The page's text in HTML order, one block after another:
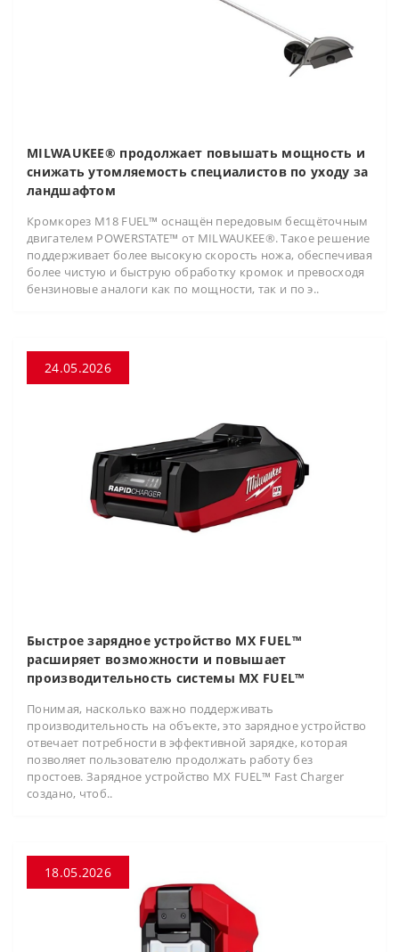
MILWAUKEE® продолжает повышать мощность и
снижать утомляемость специалистов по уходу за
ландшафтом
Кромкорез M18 FUEL™ оснащён передовым бесщёточным
двигателем POWERSTATE™ от MILWAUKEE®. Такое решение
поддерживает более высокую скорость ножа, обеспечивая
более чистую и быструю обработку кромок и превосходя
бензиновые аналоги как по мощности, так и по э..
24.05.2026
Быстрое зарядное устройство MX FUEL™
расширяет возможности и повышает
производительность системы MX FUEL™
Понимая, насколько важно поддерживать
производительность на объекте, это зарядное устройство
отвечает потребности в эффективной зарядке, которая
позволяет пользователю продолжать работу без
простоев. Зарядное устройство MX FUEL™ Fast Charger
создано, чтоб..
18.05.2026